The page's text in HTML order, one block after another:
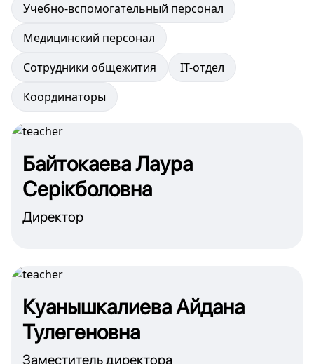
Учебно-вспомогательный персонал
Медицинский персонал
Сотрудники общежития
IT-отдел
Координаторы
Байтокаева Лаура
Серікболовна
Директор
Куанышкалиева Айдана
Тулегеновна
Заместитель директора